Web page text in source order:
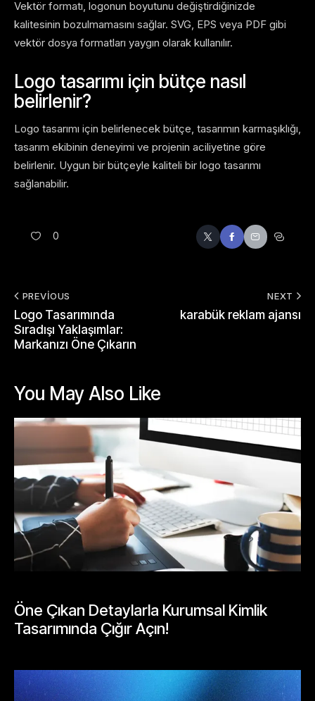
Vektör formatı, logonun boyutunu değiştirdiğinizde
kalitesinin bozulmamasını sağlar. SVG, EPS veya PDF gibi
vektör dosya formatları yaygın olarak kullanılır.
Logo tasarımı için bütçe nasıl
belirlenir?
Logo tasarımı için belirlenecek bütçe, tasarımın karmaşıklığı,
tasarım ekibinin deneyimi ve projenin aciliyetine göre
belirlenir. Uygun bir bütçeyle kaliteli bir logo tasarımı
sağlanabilir.
0
PREVIOUS
Logo Tasarımında
Sıradışı Yaklaşımlar:
Markanızı Öne Çıkarın
NEXT
karabük reklam ajansı
You May Also Like
Öne Çıkan Detaylarla Kurumsal Kimlik
Tasarımında Çığır Açın!